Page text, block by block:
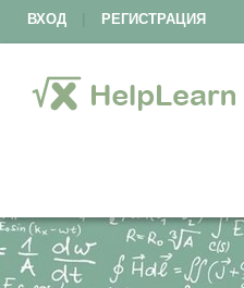
ВХОД РЕГИСТРАЦИЯ